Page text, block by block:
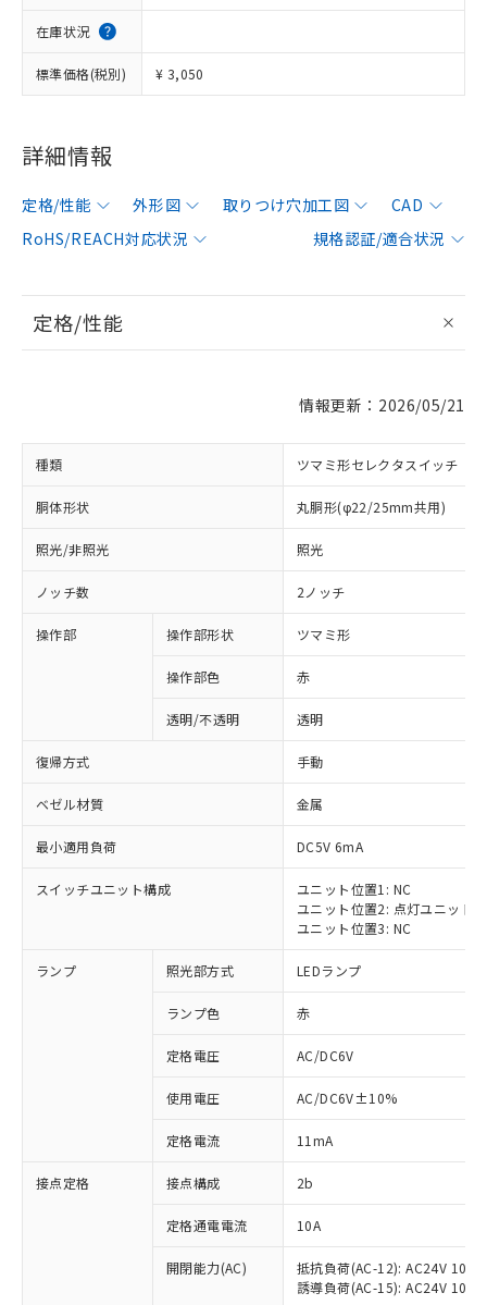
在庫状況
標準価格(税別) ¥ 3,050
詳細情報
定格/性能 外形図 取りつけ穴加工図
CAD
RoHS/REACH対応状況
規格認証/適合状況
定格/性能
情報更新：2026/05/21
種類 ツマミ形セレクタスイッチ
胴体形状 丸胴形(φ22/25mm共用)
照光/非照光 照光
ノッチ数 2ノッチ
操作部 操作部形状 ツマミ形
操作部色 赤
透明/不透明 透明
復帰方式 手動
ベゼル材質 金属
最小適用負荷 DC5V 6mA
スイッチユニット構成
ユニット位置1: NC
ユニット位置2: 点灯ユニット
ユニット位置3: NC
ランプ 照光部方式 LEDランプ
ランプ色 赤
定格電圧 AC/DC6V
使用電圧 AC/DC6V±10%
定格電流 11mA
接点定格 接点構成 2b
定格通電電流 10A
開閉能力(AC)
抵抗負荷(AC-12): AC24V 10A/
誘導負荷(AC-15): AC24V
ご利用条件
以下の条件をお読みいただき、同意のうえ
ご利用ください。
本サービスは、当社制御機器事業取扱
商品の当社在庫状況および標準価格
(税抜)を提供させていただくもので
当社制御機器事業取扱商品の中には、
対応済み：EU RoHS指令（10物質）の
非含有に対応した製品が提供可能な商品で
対応予定：EU RoHS指令（10物質）の非含
有に対応した製品に切り替える予定のある
対応予定なし：EU RoHS指令（10物質）の
非含有に非対応の商品で、対応品を出す予
調査・確認中：EU RoHS指令（10物質）の
非含有の対応状況を調査中または確認中の
非該当品：ライセンス料など無形物で、有
害物質有無と関係のない商品です。
仕入先様の事情により、非含有部品として
「○」：最大均質材料含有率が中国RoHSの
基準値以下であることを示します。
「×」：最大均質材料含有率が中国RoHSの